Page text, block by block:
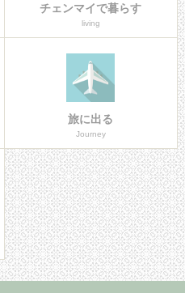
チェンマイで暮らす
living
旅に出る
Journey